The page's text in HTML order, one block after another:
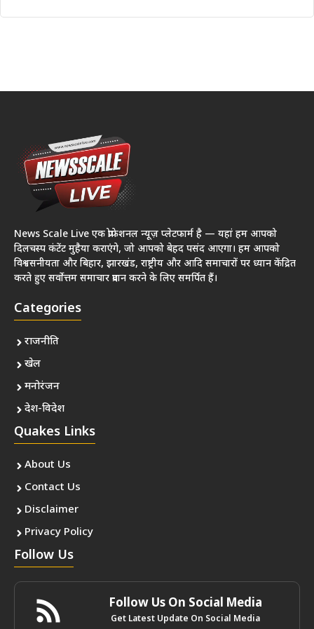
News Scale Live एक प्रोफेशनल न्यूज़ प्लेटफार्म है — यहां हम आपको
दिलचस्प कंटेंट मुहैया कराएंगे, जो आपको बेहद पसंद आएगा। हम आपको
विश्वसनीयता और बिहार, झारखंड, राष्ट्रीय और आदि समाचारों पर ध्यान केंद्रित
करते हुए सर्वोत्तम समाचार प्रदान करने के लिए समर्पित हैं।
Categories
राजनीति
खेल
मनोरंजन
देश-विदेश
Quakes Links
About Us
Contact Us
Disclaimer
Privacy Policy
Follow Us
Follow Us On Social Media
Get Latest Update On Social Media